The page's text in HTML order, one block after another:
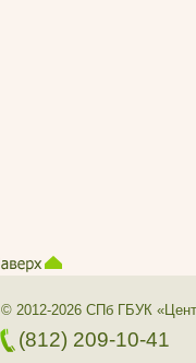
© 2012-2026 СПб ГБУК
(812) 209-10-41